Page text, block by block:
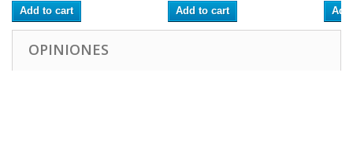
Add to cart Add to cart
OPINIONES